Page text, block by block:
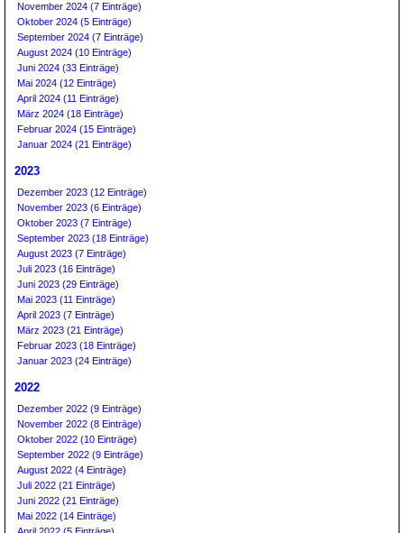
November 2024 (7 Einträge)
Oktober 2024 (5 Einträge)
September 2024 (7 Einträge)
August 2024 (10 Einträge)
Juni 2024 (33 Einträge)
Mai 2024 (12 Einträge)
April 2024 (11 Einträge)
März 2024 (18 Einträge)
Februar 2024 (15 Einträge)
Januar 2024 (21 Einträge)
2023
Dezember 2023 (12 Einträge)
November 2023 (6 Einträge)
Oktober 2023 (7 Einträge)
September 2023 (18 Einträge)
August 2023 (7 Einträge)
Juli 2023 (16 Einträge)
Juni 2023 (29 Einträge)
Mai 2023 (11 Einträge)
April 2023 (7 Einträge)
März 2023 (21 Einträge)
Februar 2023 (18 Einträge)
Januar 2023 (24 Einträge)
2022
Dezember 2022 (9 Einträge)
November 2022 (8 Einträge)
Oktober 2022 (10 Einträge)
September 2022 (9 Einträge)
August 2022 (4 Einträge)
Juli 2022 (21 Einträge)
Juni 2022 (21 Einträge)
Mai 2022 (14 Einträge)